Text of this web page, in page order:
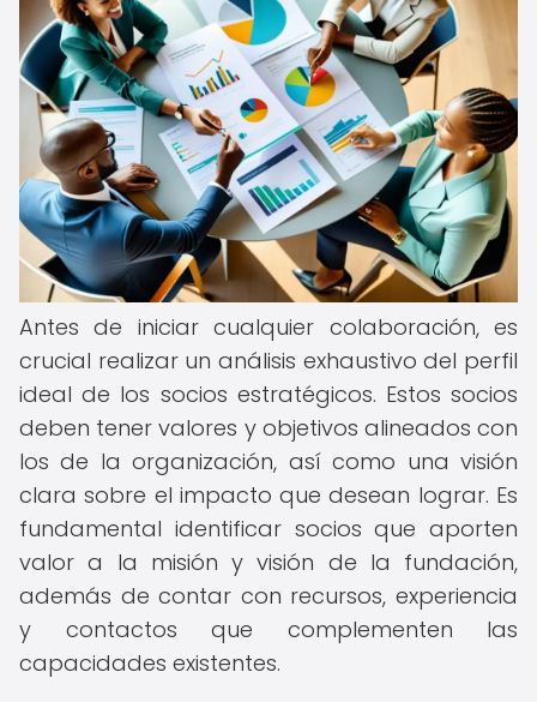
Antes de iniciar cualquier colaboración, es
crucial realizar un análisis exhaustivo del perfil
ideal de los socios estratégicos. Estos socios
deben tener valores y objetivos alineados con
los de la organización, así como una visión
clara sobre el impacto que desean lograr. Es
fundamental identificar socios que aporten
valor a la misión y visión de la fundación,
además de contar con recursos, experiencia
y contactos que complementen las
capacidades existentes.